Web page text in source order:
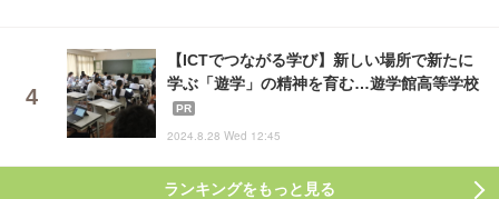
【ICTでつながる学び】新しい場所で新たに
学ぶ「遊学」の精神を育む…遊学館高等学校
PR
2024.8.28 Wed 12:45
ランキングをもっと見る